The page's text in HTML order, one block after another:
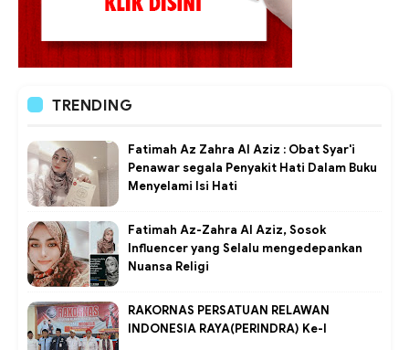
TRENDING
Fatimah Az Zahra Al Aziz : Obat Syar'i
Penawar segala Penyakit Hati Dalam Buku
Menyelami Isi Hati
Fatimah Az-Zahra Al Aziz, Sosok
Influencer yang Selalu mengedepankan
Nuansa Religi
RAKORNAS PERSATUAN RELAWAN
INDONESIA RAYA(PERINDRA) Ke-I